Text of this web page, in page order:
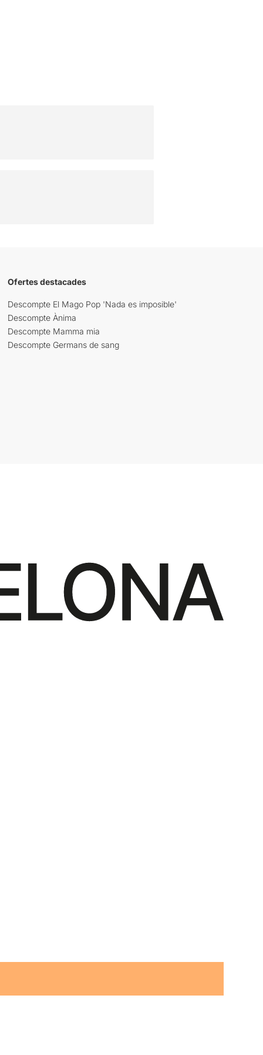
Ofertes destacades
Descompte El Mago Pop 'Nada es imposible'
Descompte Ànima
Descompte Mamma mia
Descompte Germans de sang